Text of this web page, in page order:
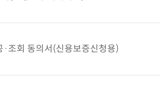
조회 동의서(신용보증신청용)